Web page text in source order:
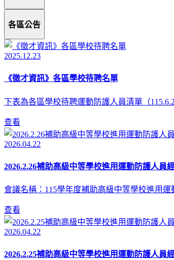
各區公告
2025.12.23
《徵才資訊》各區學校待聘名單
下表為各區學校待聘運動防護人員清單（
查看
2026.04.22
2026.2.26補助高級中等學校進用運動防護人員
會議名稱：115學年度補助高級中等學校進用
查看
2026.04.22
2026.2.25補助高級中等學校進用運動防護人員